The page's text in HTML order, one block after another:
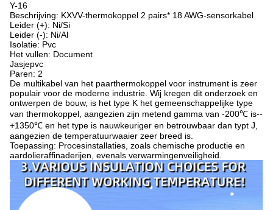
Y-16
Beschrijving: KXVV-thermokoppel 2 pairs* 18 AWG-sensorkabel
Leider (+): Ni/Si
Leider (-): Ni/Al
Isolatie: Pvc
Het vullen: Document
Jasjepvc
Paren: 2
De multikabel van het paarthermokoppel voor instrument is zeer
populair voor de moderne industrie. Wij kregen dit onderzoek en
ontwerpen de bouw, is het type K het gemeenschappelijke type
van thermokoppel, aangezien zijn metend gamma van -200℃ is--
+1350℃ en het type is nauwkeuriger en betrouwbaar dan typt J,
aangezien de temperatuurwaaier zeer breed is.
Toepassing: Procesinstallaties, zoals chemische productie en
aardolieraffinaderijen, evenals verwarmingenveiligheid.